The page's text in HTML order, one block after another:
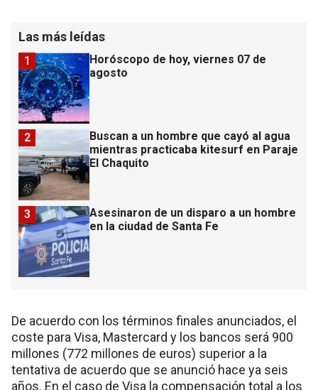
Las más leídas
Horóscopo de hoy, viernes 07 de
agosto
1
Buscan a un hombre que cayó al agua
mientras practicaba kitesurf en Paraje
El Chaquito
2
Asesinaron de un disparo a un hombre
en la ciudad de Santa Fe
3
De acuerdo con los términos finales anunciados, el
coste para Visa, Mastercard y los bancos será 900
millones (772 millones de euros) superior a la
tentativa de acuerdo que se anunció hace ya seis
años. En el caso de Visa la compensación total a los